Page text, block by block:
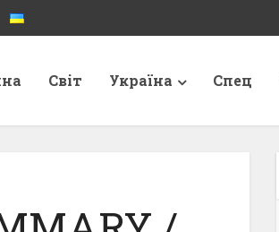
Світ Україна Спец